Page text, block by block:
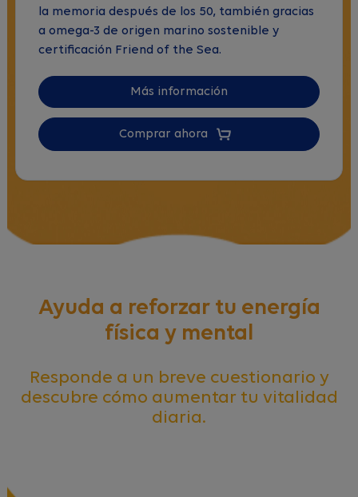
la memoria después de los 50, también gracias
a omega-3 de origen marino sostenible y
certificación Friend of the Sea.
Más información
Comprar ahora
Ayuda a reforzar tu energía
física y mental
Responde a un breve cuestionario y
descubre cómo aumentar tu vitalidad
diaria.